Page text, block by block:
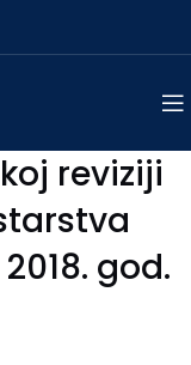
reviziji
god.